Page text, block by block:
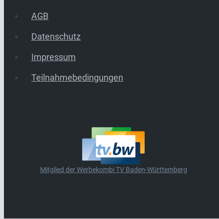
AGB
Datenschutz
Impressum
Teilnahmebedingungen
Mitglied der Werbekombi TV Baden-Württemberg